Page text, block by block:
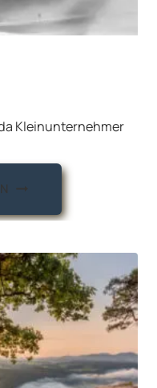
Kleinunternehmer
Dieses
weist
Varianten
auf.
Die
Optionen
können
auf